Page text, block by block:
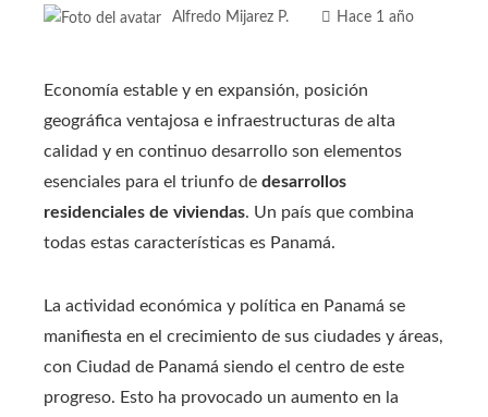
Alfredo Mijarez P. Hace 1 año
Economía estable y en expansión, posición
geográfica ventajosa e infraestructuras de alta
calidad y en continuo desarrollo son elementos
esenciales para el triunfo de desarrollos
residenciales de viviendas. Un país que combina
todas estas características es Panamá.
La actividad económica y política en Panamá se
manifiesta en el crecimiento de sus ciudades y áreas,
con Ciudad de Panamá siendo el centro de este
progreso. Esto ha provocado un aumento en la